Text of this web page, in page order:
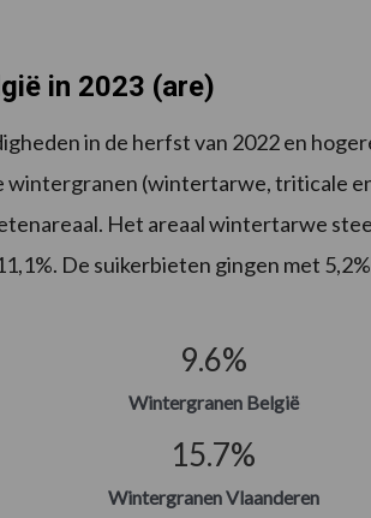
in 2023 (are)
in de herfst van 2022 en
wintergranen (wintertarwe, triticale
Het areaal wintertarwe
De suikerbieten gingen met
9.6%
Wintergranen België
15.7%
Wintergranen Vlaanderen